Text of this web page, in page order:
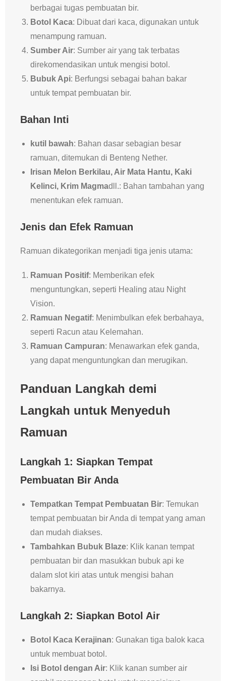
berbagai tugas pembuatan bir.
Botol Kaca: Dibuat dari kaca, digunakan untuk
menampung ramuan.
Sumber Air: Sumber air yang tak terbatas
direkomendasikan untuk mengisi botol.
Bubuk Api: Berfungsi sebagai bahan bakar
untuk tempat pembuatan bir.
Bahan Inti
kutil bawah: Bahan dasar sebagian besar
ramuan, ditemukan di Benteng Nether.
Irisan Melon Berkilau, Air Mata Hantu, Kaki
Kelinci, Krim Magmadll.: Bahan tambahan yang
menentukan efek ramuan.
Jenis dan Efek Ramuan
Ramuan dikategorikan menjadi tiga jenis utama:
Ramuan Positif: Memberikan efek
menguntungkan, seperti Healing atau Night
Vision.
Ramuan Negatif: Menimbulkan efek berbahaya,
seperti Racun atau Kelemahan.
Ramuan Campuran: Menawarkan efek ganda,
yang dapat menguntungkan dan merugikan.
Panduan Langkah demi
Langkah untuk Menyeduh
Ramuan
Langkah 1: Siapkan Tempat
Pembuatan Bir Anda
Tempatkan Tempat Pembuatan Bir: Temukan
tempat pembuatan bir Anda di tempat yang aman
dan mudah diakses.
Tambahkan Bubuk Blaze: Klik kanan tempat
pembuatan bir dan masukkan bubuk api ke
dalam slot kiri atas untuk mengisi bahan
bakarnya.
Langkah 2: Siapkan Botol Air
Botol Kaca Kerajinan: Gunakan tiga balok kaca
untuk membuat botol.
Isi Botol dengan Air: Klik kanan sumber air